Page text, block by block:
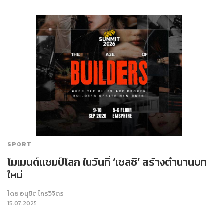
SPORT
โมเมนต์แชมป์โลก ในวันที่ ‘เชลซี’ สร้างตำนานบท
ใหม่
โดย อนุชิต ไกรวิจิตร
15.07.2025